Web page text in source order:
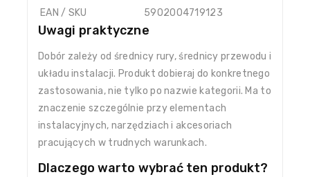
EAN / SKU 5902004719123
Uwagi praktyczne
Dobór zależy od średnicy rury, średnicy przewodu i
układu instalacji. Produkt dobieraj do konkretnego
zastosowania, nie tylko po nazwie kategorii. Ma to
znaczenie szczególnie przy elementach
instalacyjnych, narzędziach i akcesoriach
pracujących w trudnych warunkach.
Dlaczego warto wybrać ten produkt?